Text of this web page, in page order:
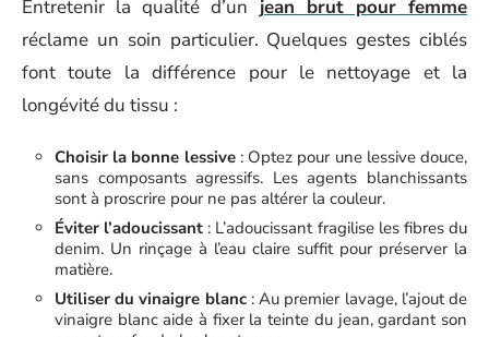
Entretenir la qualité d’un jean brut pour femme
réclame un soin particulier. Quelques gestes ciblés
font toute la différence pour le nettoyage et la
longévité du tissu :
Choisir la bonne lessive: Optez pour une lessive douce,
sans composants agressifs. Les agents blanchissants
sont à proscrire pour ne pas altérer la couleur.
Éviter l’adoucissant : L’adoucissant fragilise les fibres du
denim. Un rinçage à l’eau claire suffit pour préserver la
matière.
Utiliser du vinaigre blanc: Au premier lavage, l’ajout de
vinaigre blanc aide à fixer la teinte du jean, gardant son